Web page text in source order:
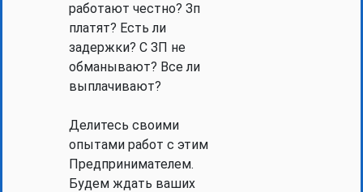
работают честно? Зп
платят? Есть ли
задержки? С ЗП не
обманывают? Все ли
выплачивают?
Делитесь своими
опытами работ с этим
Предпринимателем.
Будем ждать ваших